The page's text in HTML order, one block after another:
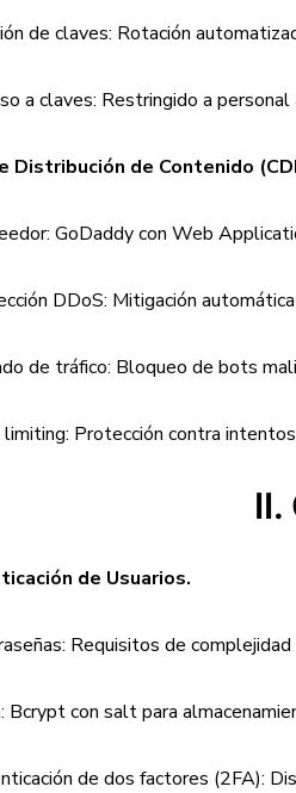
de claves: Rotación
a claves: Restringido a
Distribución de Contenido
GoDaddy con Web
DDoS: Mitigación
de tráfico: Bloqueo de bots
Protección contra
de Usuarios.
Requisitos de
Bcrypt con salt para
de dos factores (2FA):